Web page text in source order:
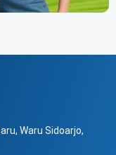
Waru Sidoarjo,